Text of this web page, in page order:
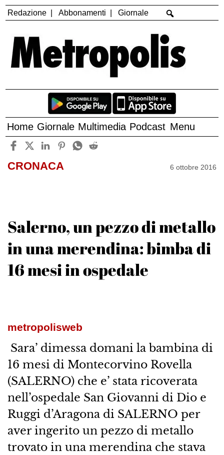
Redazione Abbonamenti Giornale
Home Giornale Multimedia Podcast Menu
CRONACA 6 ottobre 2016
Salerno, un pezzo di metallo
in una merendina: bimba di
16 mesi in ospedale
metropolisweb
Sara’ dimessa domani la bambina di
16 mesi di Montecorvino Rovella
(SALERNO) che e’ stata ricoverata
nell’ospedale San Giovanni di Dio e
Ruggi d’Aragona di SALERNO per
aver ingerito un pezzo di metallo
trovato in una merendina che stava